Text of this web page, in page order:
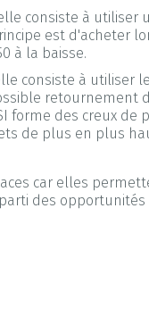
consiste à
est d'acheter
à la baisse.
consiste à
retournement
forme des creux
de plus en plus
car elles
des opportunités